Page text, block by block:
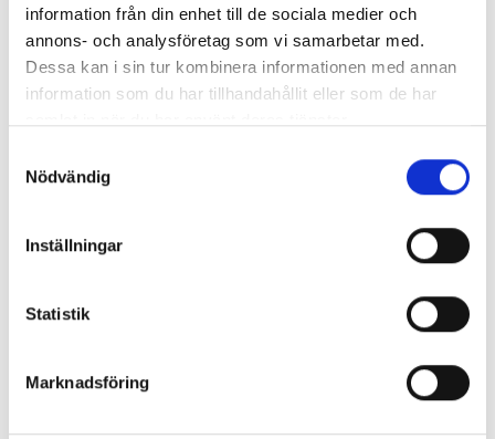
information från din enhet till de sociala medier och
annons- och analysföretag som vi samarbetar med.
Dessa kan i sin tur kombinera informationen med annan
information som du har tillhandahållit eller som de har
Nödvändig
Inställningar
Statistik
Marknadsföring